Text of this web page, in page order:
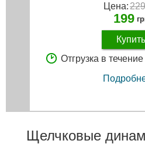
Цена:
199
Купить
Отгрузка в
Щелчковые